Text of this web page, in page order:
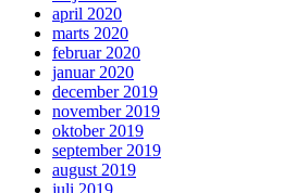
april 2020
marts 2020
februar 2020
januar 2020
december 2019
november 2019
oktober 2019
september 2019
august 2019